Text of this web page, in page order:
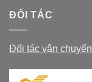
ĐỐI TÁC
Đối tác vận chuyển